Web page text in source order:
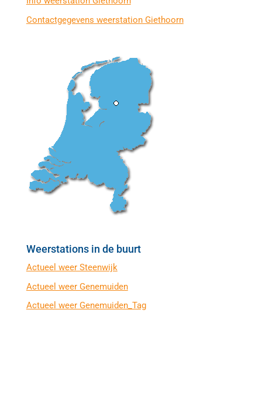
Contactgegevens weerstation Giethoorn
Weerstations in de buurt
Actueel weer Steenwijk
Actueel weer Genemuiden
Actueel weer Genemuiden_Tag